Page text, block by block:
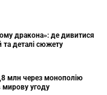
дракона»: де дивитися
та деталі сюжету
млн через монополію
мирову угоду